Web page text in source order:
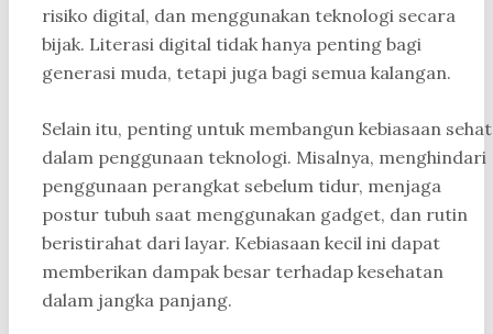
risiko digital, dan menggunakan teknologi secara
bijak. Literasi digital tidak hanya penting bagi
generasi muda, tetapi juga bagi semua kalangan.
Selain itu, penting untuk membangun kebiasaan sehat
dalam penggunaan teknologi. Misalnya, menghindari
penggunaan perangkat sebelum tidur, menjaga
postur tubuh saat menggunakan gadget, dan rutin
beristirahat dari layar. Kebiasaan kecil ini dapat
memberikan dampak besar terhadap kesehatan
dalam jangka panjang.